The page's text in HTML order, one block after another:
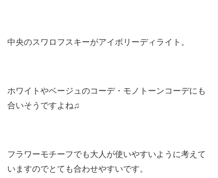
中央のスワロフスキーがアイボリーディライト。
ホワイトやベージュのコーデ・モノトーンコーデにも
合いそうですよね♫
フラワーモチーフでも大人が使いやすいように考えて
いますのでとても合わせやすいです。